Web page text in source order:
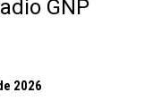
GNP
2026